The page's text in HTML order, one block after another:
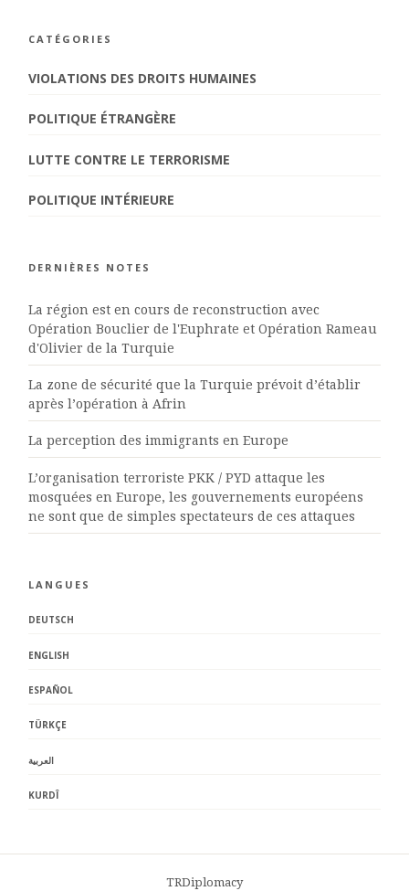
CATÉGORIES
VIOLATIONS DES DROITS HUMAINES
POLITIQUE ÉTRANGÈRE
LUTTE CONTRE LE TERRORISME
POLITIQUE INTÉRIEURE
DERNIÈRES NOTES
La région est en cours de reconstruction avec
Opération Bouclier de l'Euphrate et Opération Rameau
d'Olivier de la Turquie
La zone de sécurité que la Turquie prévoit d’établir
après l’opération à Afrin
La perception des immigrants en Europe
L’organisation terroriste PKK / PYD attaque les
mosquées en Europe, les gouvernements européens
ne sont que de simples spectateurs de ces attaques
LANGUES
DEUTSCH
ENGLISH
ESPAÑOL
TÜRKÇE
العربية
KURDÎ
TRDiplomacy